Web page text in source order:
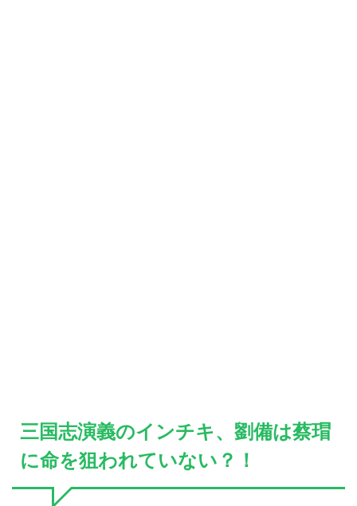
三国志演義のインチキ、劉備は蔡瑁
に命を狙われていない？！